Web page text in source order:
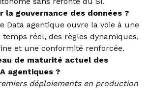
la gouvernance des données ?
Data agentique ouvre la voie à une
temps réel, des règles dynamiques,
et une conformité renforcée.
de maturité actuel des
agentiques ?
déploiements en production